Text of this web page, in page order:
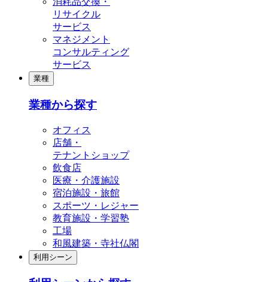
リサイクル
サービス
マネジメント
コンサルティング
サービス
業種
業種から探す
オフィス
店舗・
テナントショップ
飲食店
医療・介護施設
宿泊施設・旅館
スポーツ・レジャー
教育施設・学習塾
工場
和風建築・寺社仏閣
利用シーン